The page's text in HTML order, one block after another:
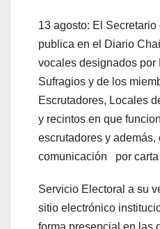
13 agosto: El Secretario
publica en el Diario
vocales designados por
Sufragios y de los
Escrutadores, Locales
y recintos en que
escrutadores y
comunicación por carta
Servicio Electoral a su
sitio electrónico